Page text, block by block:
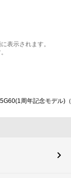
表示されます。
周年記念モデル)